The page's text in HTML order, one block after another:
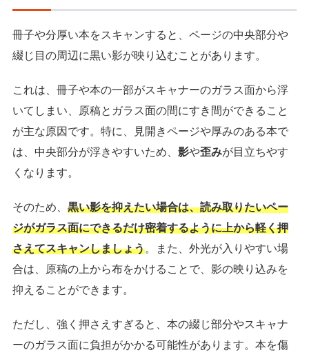
冊子や分厚い本をスキャンすると、ページの中央部分や
綴じ目の周辺に黒い影が映り込むことがあります。
これは、冊子や本の一部がスキャナーのガラス面から浮
いてしまい、原稿とガラス面の間にすき間ができること
が主な原因です。特に、見開きページや厚みのある本で
は、中央部分が浮きやすいため、 影や歪みが目立ちやす
くなります。
そのため、 黒い影を抑えたい場合は、読み取りたいペー
ジがガラス面にできるだけ密着するように上から軽く押
さえてスキャンしましょう。また、外光が入りやすい場
合は、原稿の上から布をかけることで、影の映り込みを
抑えることができます。
ただし、強く押さえすぎると、本の綴じ部分やスキャナ
ーのガラス面に負担がかかる可能性があります。本を傷